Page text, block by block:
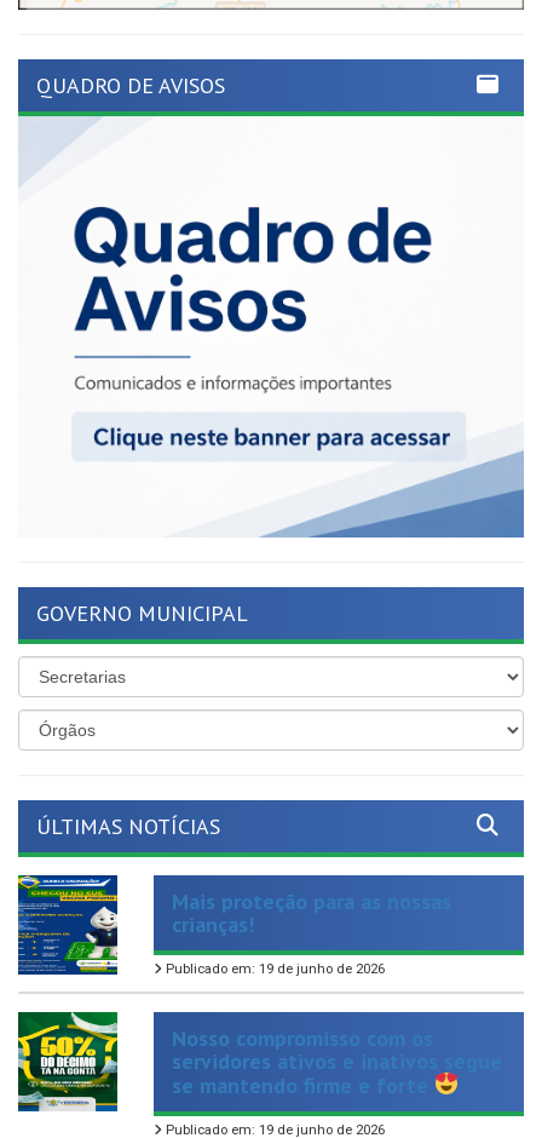
Mais proteção para as nossas
crianças!
Publicado em: 19 de junho de 2026
Nosso compromisso com os
servidores ativos e inativos segue
se mantendo firme e forte
Publicado em: 19 de junho de 2026